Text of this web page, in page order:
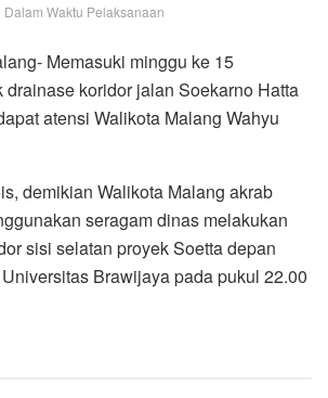
Waktu Pelaksanaan
Memasuki minggu ke 15
drainase koridor jalan Soekarno Hatta
atensi Walikota Malang Wahyu
demikian Walikota Malang akrab
seragam dinas melakukan
sisi selatan proyek Soetta depan
Brawijaya pada pukul 22.00